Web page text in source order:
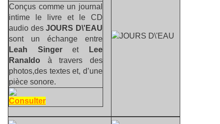
Conçus comme un journal
intime le livre et le CD
audio desJOURS D\'EAU
sont un échange entre
Leah Singeret
Lee
Ranaldo à travers des
photos,des textes et, d’une
pièce sonore.
Consulter